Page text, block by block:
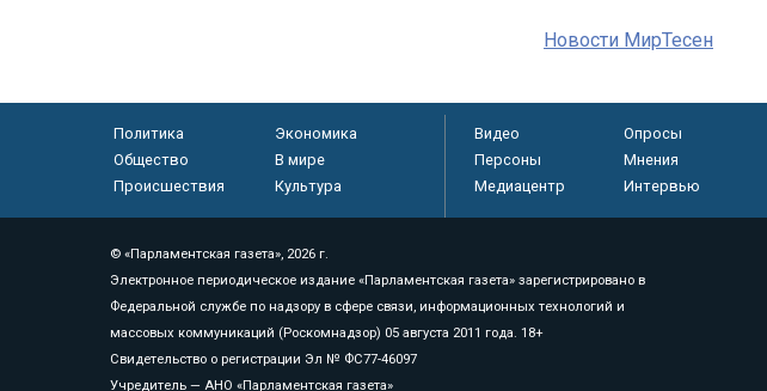
Новости МирТесен
Политика
Экономика
Общество
В мире
Происшествия
Культура
Видео Опросы
Персоны
Мнения
Медиацентр
Интервью
© «Парламентская газета», 2026 г.
Электронное периодическое издание «Парламентская газета» зарегистрировано в
Федеральной службе по надзору в сфере связи, информационных технологий и
массовых коммуникаций (Роскомнадзор) 05 августа 2011 года. 18+
Свидетельство о регистрации Эл № ФС77-46097
Учредитель — АНО «Парламентская газета»